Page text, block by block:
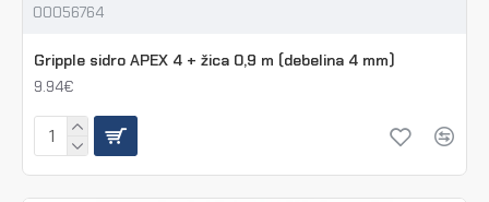
00056764
Gripple sidro APEX 4 + žica 0,9 m (debelina 4 mm)
9.94€